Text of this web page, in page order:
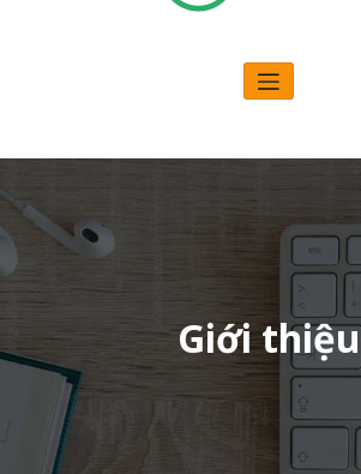
Cleveland Marketing
Giới thiệu